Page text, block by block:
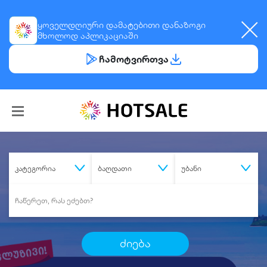
ყოველდღიური დამატებითი დანაზოგი
მხოლოდ აპლიკაციაში
ჩამოტვირთვა
კატეგორია ბაღდათი უბანი
ძიება